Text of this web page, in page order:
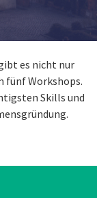
es nicht nur
fünf Workshops.
Skills und